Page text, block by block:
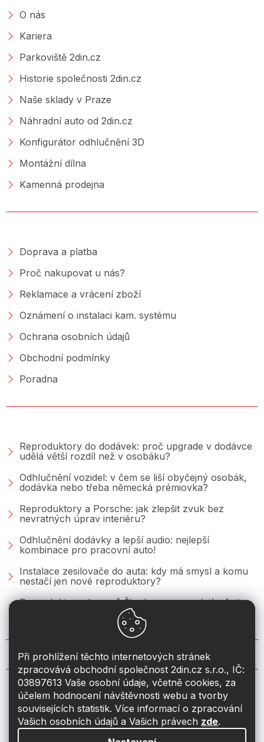
Při prohlížení těchto internetových stránek
zpracovává obchodní společnost 2din.cz s.r.o., IČ:
03897613 Vaše osobní údaje, včetně cookies, za
účelem hodnocení návštěvnosti webu a tvorby
souvisejících statistik. Více informací o zpracování
Vašich osobních údajů a Vašich právech zde.
O nás
Kariera
Parkoviště 2din.cz
Historie společnosti 2din.cz
Naše sklady v Praze
Náhradní auto od 2din.cz
Konfigurátor odhlučnění 3D
Montážní dílna
Kamenná prodejna
Doprava a platba
Proč nakupovat u nás?
Reklamace a vrácení zboží
Oznámení o instalaci kam. systému
Ochrana osobních údajů
Obchodní podmínky
Poradna
Reproduktory do dodávek: proč upgrade v dodávce
udělá větší rozdíl než v osobáku?
Odhlučnění vozidel: v čem se liší obyčejný osobák,
dodávka nebo třeba německá prémiovka?
Reproduktory a Porsche: jak zlepšit zvuk bez
nevratných úprav interiéru?
Odhlučnění dodávky a lepší audio: nejlepší
kombinace pro pracovní auto!
Instalace zesilovače do auta: kdy má smysl a komu
nestačí jen nové reproduktory?
Reproduktory do vozů Škoda: co se vyplatí měnit u
Fabie, Octavie a Superbu?
KONTAKT
info@2din.cz
774 19 55 33